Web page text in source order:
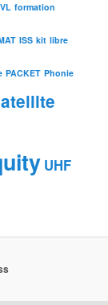
formation
ISS kit libre
PACKET Phonie
UHF